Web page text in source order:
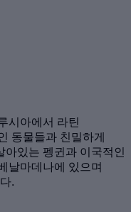
시아에서 라틴
동물들과 친밀하게
있는 펭귄과 이국적인
날마데나에 있으며
.